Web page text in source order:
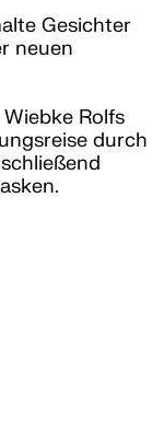
Gesichter
neuen
Rolfs
durch